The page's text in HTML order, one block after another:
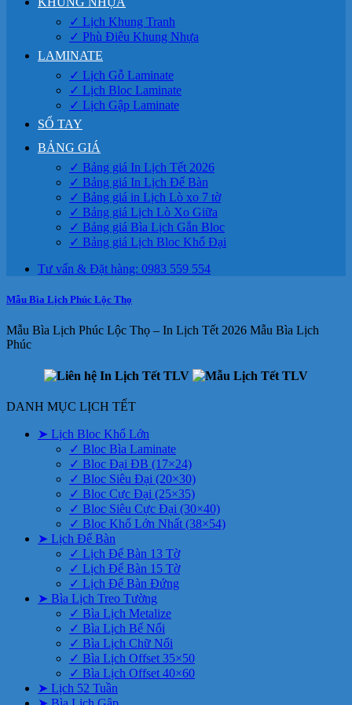
✓ Lịch Khung Tranh
✓ Phù Điêu Khung Nhựa
LAMINATE
✓ Lịch Gỗ Laminate
✓ Lịch Bloc Laminate
✓ Lịch Gập Laminate
SỔ TAY
BẢNG GIÁ
✓ Bảng giá In Lịch Tết 2026
✓ Bảng giá In Lịch Để Bàn
✓ Bảng giá in Lịch Lò xo 7 tờ
✓ Bảng giá Lịch Lò Xo Giữa
✓ Bảng giá Bìa Lịch Gắn Bloc
✓ Bảng giá Lịch Bloc Khổ Đại
Tư vấn & Đặt hàng: 0983 559 554
Mẫu Bìa Lịch Phúc Lộc Thọ
Mẫu Bìa Lịch Phúc Lộc Thọ – In Lịch Tết 2026 Mẫu Bìa Lịch
Phúc
DANH MỤC LỊCH TẾT
➤ Lịch Bloc Khổ Lớn
✓ Bloc Bìa Laminate
✓ Bloc Đại ĐB (17×24)
✓ Bloc Siêu Đại (20×30)
✓ Bloc Cực Đại (25×35)
✓ Bloc Siêu Cực Đại (30×40)
✓ Bloc Khổ Lớn Nhất (38×54)
➤ Lịch Để Bàn
✓ Lịch Để Bàn 13 Tờ
✓ Lịch Để Bàn 15 Tờ
✓ Lịch Để Bàn Đứng
➤ Bìa Lịch Treo Tường
✓ Bìa Lịch Metalize
✓ Bìa Lịch Bế Nổi
✓ Bìa Lịch Chữ Nổi
✓ Bìa Lịch Offset 35×50
✓ Bìa Lịch Offset 40×60
➤ Lịch 52 Tuần